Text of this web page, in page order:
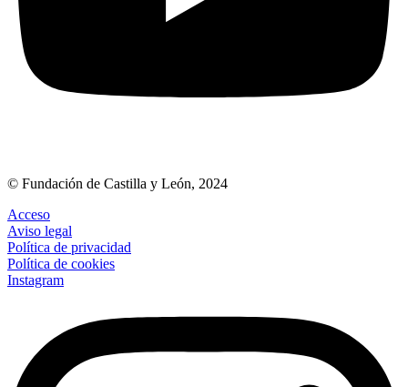
© Fundación de Castilla y León, 2024
Acceso
Aviso legal
Política de privacidad
Política de cookies
Instagram